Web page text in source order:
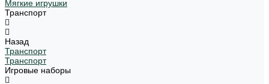
Мягкие игрушки
Транспорт
Назад
Транспорт
Транспорт
Игровые наборы